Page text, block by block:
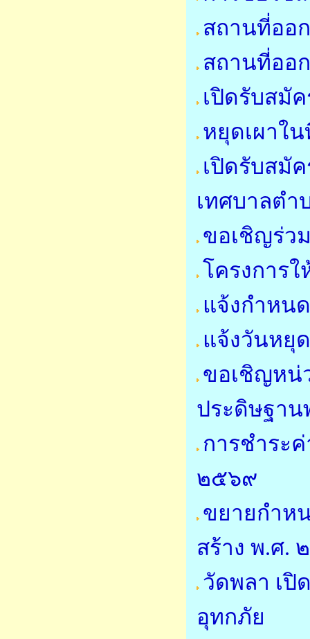
สถานที่ออ
สถานที่ออ
เปิดรับสมั
หยุดเผาใ
เปิดรับสมั
เทศบาลตำ
ขอเชิญร่ว
โครงการ
แจ้งกำหน
แจ้งวันหยุ
ขอเชิญหน่
ประดิษฐา
การชำระ
๒๕๖๙
ขยายกำห
สร้าง พ.ศ.
วัดพลา เปิ
อุทกภัย